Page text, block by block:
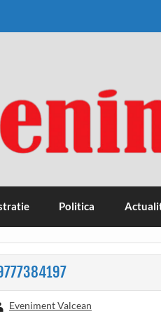
Valcean
Politica
Eveniment Valcean